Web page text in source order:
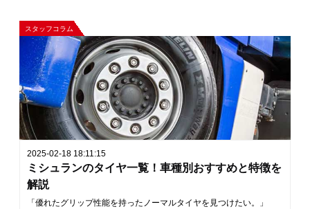
スタッフコラム
2025-02-18 18:11:15
ミシュランのタイヤ一覧！車種別おすすめと特徴を
解説
「優れたグリップ性能を持ったノーマルタイヤを見つけたい。」